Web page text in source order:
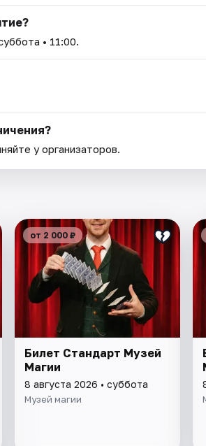
• 11:00.
у организаторов.
от 2 000 ₽
Билет Стандарт Музей
Магии
8 августа 2026 • суббота
Музей магии